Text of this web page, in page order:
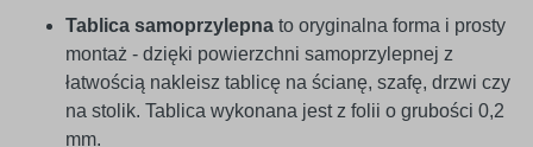
Tablica samoprzylepna to oryginalna forma i prosty
montaż - dzięki powierzchni samoprzylepnej z
łatwością nakleisz tablicę na ścianę, szafę, drzwi czy
na stolik. Tablica wykonana jest z folii o grubości 0,2
mm.